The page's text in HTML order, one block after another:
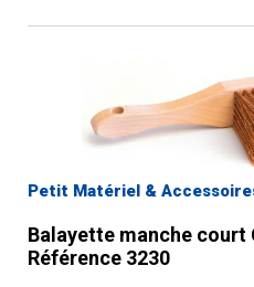
Petit Matériel &
Balayette manche court
Référence 3230